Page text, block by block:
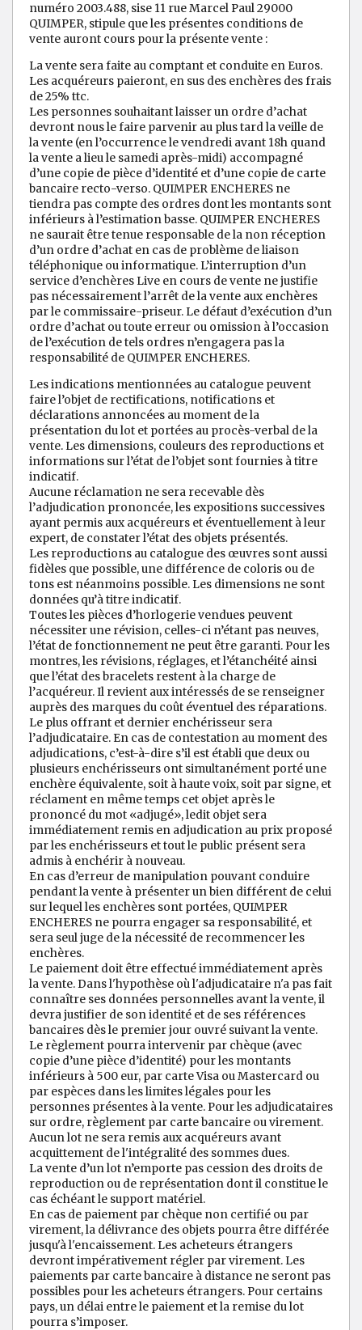
numéro 2003.488, sise 11 rue Marcel Paul 29000
QUIMPER, stipule que les présentes conditions de
vente auront cours pour la présente vente :
La vente sera faite au comptant et conduite en Euros.
Les acquéreurs paieront, en sus des enchères des frais
de 25% ttc.
Les personnes souhaitant laisser un ordre d’achat
devront nous le faire parvenir au plus tard la veille de
la vente (en l’occurrence le vendredi avant 18h quand
la vente a lieu le samedi après-midi) accompagné
d’une copie de pièce d’identité et d’une copie de carte
bancaire recto-verso. QUIMPER ENCHERES ne
tiendra pas compte des ordres dont les montants sont
inférieurs à l’estimation basse. QUIMPER ENCHERES
ne saurait être tenue responsable de la non réception
d’un ordre d’achat en cas de problème de liaison
téléphonique ou informatique. L’interruption d’un
service d’enchères Live en cours de vente ne justifie
pas nécessairement l’arrêt de la vente aux enchères
par le commissaire-priseur. Le défaut d’exécution d’un
ordre d’achat ou toute erreur ou omission à l’occasion
de l’exécution de tels ordres n’engagera pas la
responsabilité de QUIMPER ENCHERES.
Les indications mentionnées au catalogue peuvent
faire l’objet de rectifications, notifications et
déclarations annoncées au moment de la
présentation du lot et portées au procès-verbal de la
vente. Les dimensions, couleurs des reproductions et
informations sur l’état de l’objet sont fournies à titre
indicatif.
Aucune réclamation ne sera recevable dès
l’adjudication prononcée, les expositions successives
ayant permis aux acquéreurs et éventuellement à leur
expert, de constater l’état des objets présentés.
Les reproductions au catalogue des œuvres sont aussi
fidèles que possible, une différence de coloris ou de
tons est néanmoins possible. Les dimensions ne sont
données qu’à titre indicatif.
Toutes les pièces d’horlogerie vendues peuvent
nécessiter une révision, celles-ci n’étant pas neuves,
l’état de fonctionnement ne peut être garanti. Pour les
montres, les révisions, réglages, et l’étanchéité ainsi
que l’état des bracelets restent à la charge de
l’acquéreur. Il revient aux intéressés de se renseigner
auprès des marques du coût éventuel des réparations.
Le plus offrant et dernier enchérisseur sera
l’adjudicataire. En cas de contestation au moment des
adjudications, c’est-à-dire s’il est établi que deux ou
plusieurs enchérisseurs ont simultanément porté une
enchère équivalente, soit à haute voix, soit par signe, et
réclament en même temps cet objet après le
prononcé du mot «adjugé», ledit objet sera
immédiatement remis en adjudication au prix proposé
par les enchérisseurs et tout le public présent sera
admis à enchérir à nouveau.
En cas d’erreur de manipulation pouvant conduire
pendant la vente à présenter un bien différent de celui
sur lequel les enchères sont portées, QUIMPER
ENCHERES ne pourra engager sa responsabilité, et
sera seul juge de la nécessité de recommencer les
enchères.
Le paiement doit être effectué immédiatement après
la vente. Dans l'hypothèse où l'adjudicataire n'a pas fait
connaître ses données personnelles avant la vente, il
devra justifier de son identité et de ses références
bancaires dès le premier jour ouvré suivant la vente.
Le règlement pourra intervenir par chèque (avec
copie d’une pièce d’identité) pour les montants
inférieurs à 500 eur, par carte Visa ou Mastercard ou
par espèces dans les limites légales pour les
personnes présentes à la vente. Pour les adjudicataires
sur ordre, règlement par carte bancaire ou virement.
Aucun lot ne sera remis aux acquéreurs avant
acquittement de l'intégralité des sommes dues.
La vente d’un lot n’emporte pas cession des droits de
reproduction ou de représentation dont il constitue le
cas échéant le support matériel.
En cas de paiement par chèque non certifié ou par
virement, la délivrance des objets pourra être différée
jusqu'à l'encaissement. Les acheteurs étrangers
devront impérativement régler par virement. Les
paiements par carte bancaire à distance ne seront pas
possibles pour les acheteurs étrangers. Pour certains
pays, un délai entre le paiement et la remise du lot
pourra s’imposer.